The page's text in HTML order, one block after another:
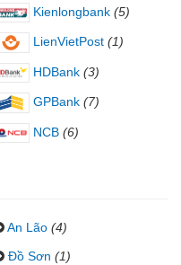
Kienlongbank (5)
LienVietPost (1)
HDBank (3)
GPBank (7)
NCB (6)
An Lão (4)
Đồ Sơn (1)